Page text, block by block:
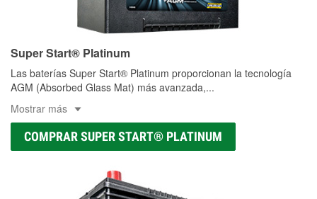
Super Start® Platinum
Las baterías Super Start® Platinum proporcionan la tecnología
AGM (Absorbed Glass Mat) más avanzada,...
Mostrar más
COMPRAR SUPER START® PLATINUM